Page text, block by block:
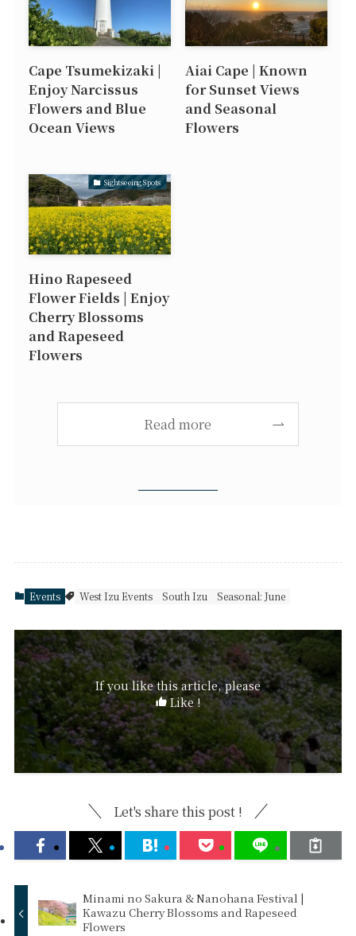
Cape Tsumekizaki |
Enjoy Narcissus
Flowers and Blue
Ocean Views
Aiai Cape | Known
for Sunset Views
and Seasonal
Flowers
Sightseeing Spots
Hino Rapeseed
Flower Fields | Enjoy
Cherry Blossoms
and Rapeseed
Flowers
Read more
Events West Izu Events South Izu Seasonal: June
If you like this article, please
Like !
Let's share this post !
Minami no Sakura & Nanohana Festival |
Kawazu Cherry Blossoms and Rapeseed
Flowers